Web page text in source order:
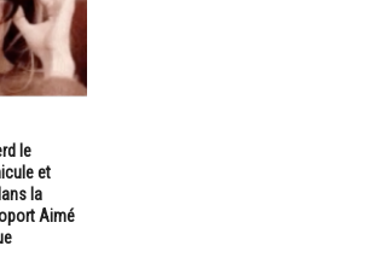
le
et
la
Aimé